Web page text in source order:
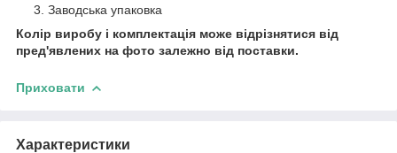
Заводська упаковка
Колір виробу і комплектація може відрізнятися від
пред'явлених на фото залежно від поставки.
Приховати
Характеристики